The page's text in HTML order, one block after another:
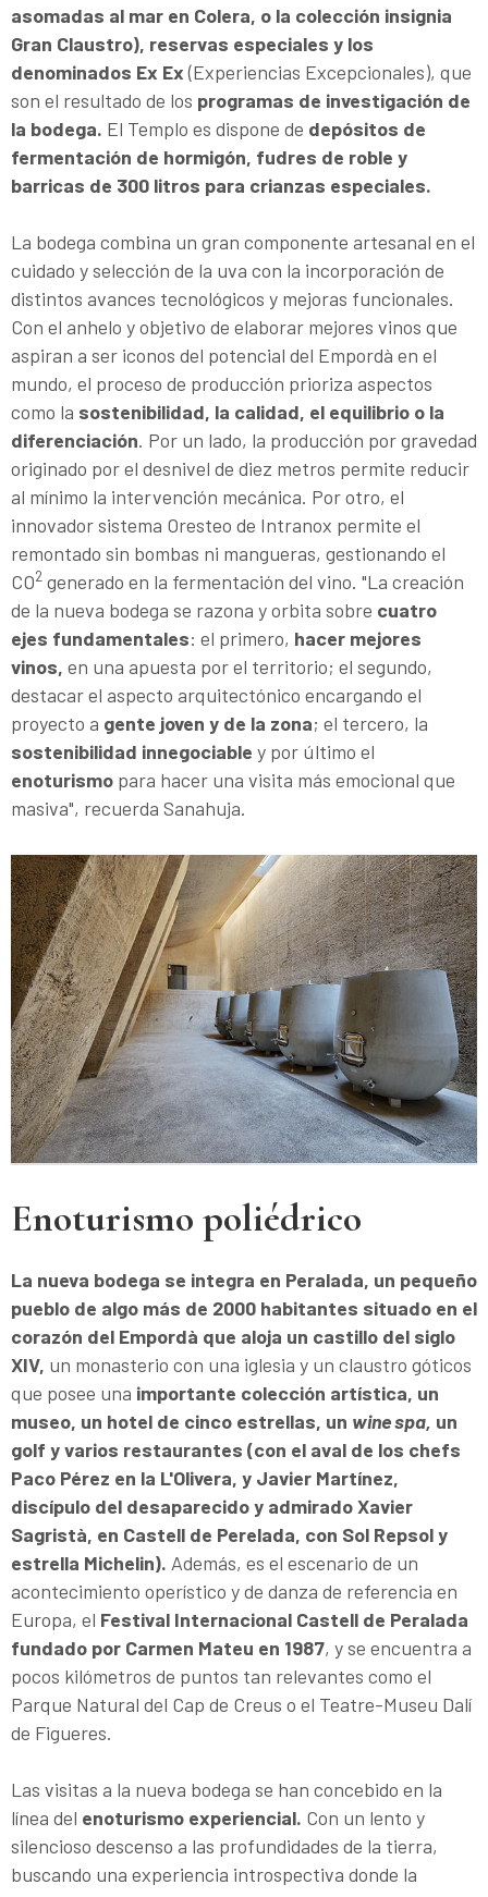
asomadas al mar en Colera, o la colección insignia
Gran Claustro), reservas especiales y los
denominados Ex Ex(Experiencias Excepcionales), que
son el resultado de los programas de investigación de
la bodega. El Templo es dispone de depósitos de
fermentación de hormigón, fudres de roble y
barricas de 300 litros para crianzas especiales.
La bodega combina un gran componente artesanal en el
cuidado y selección de la uva con la incorporación de
distintos avances tecnológicos y mejoras funcionales.
Con el anhelo y objetivo de elaborar mejores vinos que
aspiran a ser iconos del potencial del Empordà en el
mundo, el proceso de producción prioriza aspectos
como la sostenibilidad, la calidad, el equilibrio o la
diferenciación. Por un lado, la producción por gravedad
originado por el desnivel de diez metros permite reducir
al mínimo la intervención mecánica. Por otro, el
innovador sistema Oresteo de Intranox permite el
remontado sin bombas ni mangueras, gestionando el
CO2 generado en la fermentación del vino. "La creación
de la nueva bodega se razona y orbita sobre cuatro
ejes fundamentales: el primero, hacer mejores
vinos, en una apuesta por el territorio; el segundo,
destacar el aspecto arquitectónico encargando el
proyecto a gente joven y de la zona; el tercero, la
sostenibilidad innegociable y por último el
enoturismo para hacer una visita más emocional que
masiva", recuerda Sanahuja.
Enoturismo poliédrico
La nueva bodega se integra en Peralada, un pequeño
pueblo de algo más de 2000 habitantes situado en el
corazón del Empordà que aloja un castillo del siglo
XIV, un monasterio con una iglesia y un claustro góticos
que posee una importante colección artística, un
museo, un hotel de cinco estrellas, un wine spa, un
golf y varios restaurantes (con el aval de los chefs
Paco Pérez en la L'Olivera, y Javier Martínez,
discípulo del desaparecido y admirado Xavier
Sagristà, en Castell de Perelada, con Sol Repsol y
estrella Michelin). Además, es el escenario de un
acontecimiento operístico y de danza de referencia en
Europa, el Festival Internacional Castell de Peralada
fundado por Carmen Mateu en 1987, y se encuentra a
pocos kilómetros de puntos tan relevantes como el
Parque Natural del Cap de Creus o el Teatre-Museu Dalí
de Figueres.
Las visitas a la nueva bodega se han concebido en la
línea del enoturismo experiencial. Con un lento y
silencioso descenso a las profundidades de la tierra,
buscando una experiencia introspectiva donde la